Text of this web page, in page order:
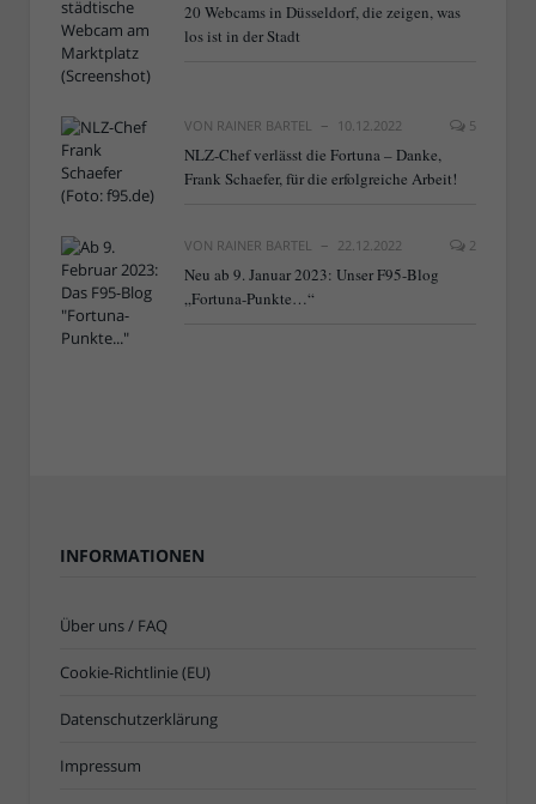
20 Webcams in Düsseldorf, die zeigen, was
los ist in der Stadt
VON RAINER BARTEL 10.12.2022 5
NLZ-Chef verlässt die Fortuna – Danke,
Frank Schaefer, für die erfolgreiche Arbeit!
VON RAINER BARTEL 22.12.2022 2
Neu ab 9. Januar 2023: Unser F95-Blog
„Fortuna-Punkte…“
INFORMATIONEN
Über uns / FAQ
Cookie-Richtlinie (EU)
Datenschutzerklärung
Impressum